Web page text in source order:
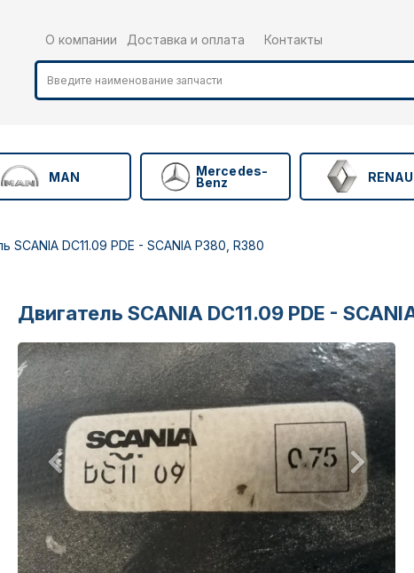
О компании Доставка и оплата Контакты
MAN Mercedes-
Benz
SCANIA DC11.09 PDE - SCANIA P380, R380
Двигатель SCANIA DC11.09 PDE -